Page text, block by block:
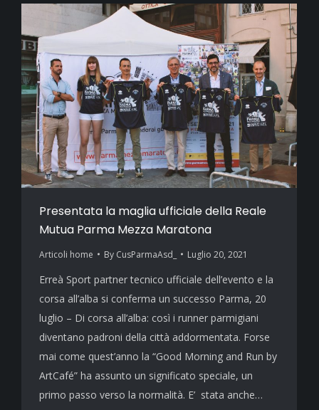
Presentata la maglia ufficiale della Reale
Mutua Parma Mezza Maratona
Articoli home By CusParmaAsd_ Luglio 20, 2021
Erreà Sport partner tecnico ufficiale dell’evento e la
corsa all’alba si conferma un successo Parma, 20
luglio – Di corsa all’alba: così i runner parmigiani
diventano padroni della città addormentata. Forse
mai come quest’anno la “Good Morning and Run by
ArtCafé” ha assunto un significato speciale, un
primo passo verso la normalità. E’ stata anche…